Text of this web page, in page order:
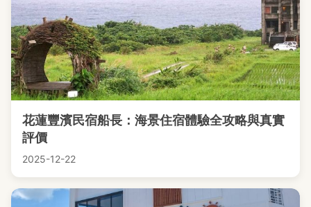
花蓮豐濱民宿船長：海景住宿體驗全攻略與真實
評價
2025-12-22